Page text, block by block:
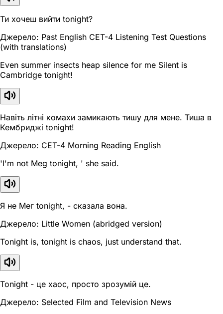
Ти хочеш вийти tonight?
Джерело: Past English CET-4 Listening Test Questions
(with translations)
Even summer insects heap silence for me Silent is
Cambridge tonight!
Навіть літні комахи замикають тишу для мене. Тиша в
Кембриджі tonight!
Джерело: CET-4 Morning Reading English
'I'm not Meg tonight, ' she said.
Я не Мег tonight, - сказала вона.
Джерело: Little Women (abridged version)
Tonight is, tonight is chaos, just understand that.
Tonight - це хаос, просто зрозумій це.
Джерело: Selected Film and Television News